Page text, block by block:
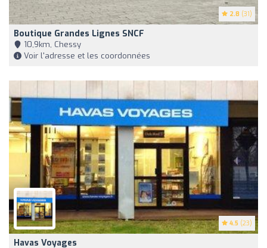
2.8 (31)
Boutique Grandes Lignes SNCF
10,9km, Chessy
Voir l'adresse et les coordonnées
4.5 (23)
Havas Voyages